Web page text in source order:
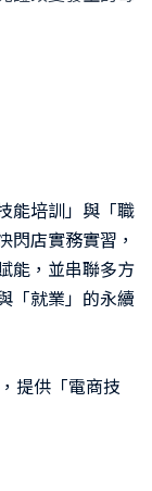
能培訓」與「職
閃店實務實習，
能，並串聯多方
「就業」的永續